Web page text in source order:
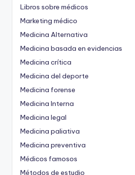
Libros sobre médicos
Marketing médico
Medicina Alternativa
Medicina basada en evidencias
Medicina crítica
Medicina del deporte
Medicina forense
Medicina Interna
Medicina legal
Medicina paliativa
Medicina preventiva
Médicos famosos
Métodos de estudio